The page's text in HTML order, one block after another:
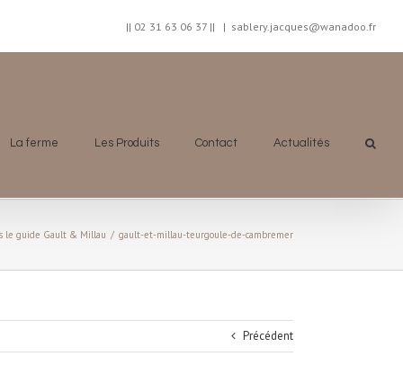
|| 02 31 63 06 37 || | sablery.jacques@wanadoo.fr
La ferme Les Produits Contact Actualités
le guide Gault & Millau / gault-et-millau-teurgoule-de-cambremer
Précédent